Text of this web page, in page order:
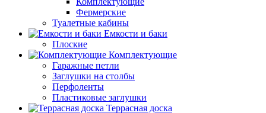
Фермерские
Туалетные кабины
Емкости и баки
Плоские
Комплектующие
Гаражные петли
Заглушки на столбы
Перфоленты
Пластиковые заглушки
Террасная доска